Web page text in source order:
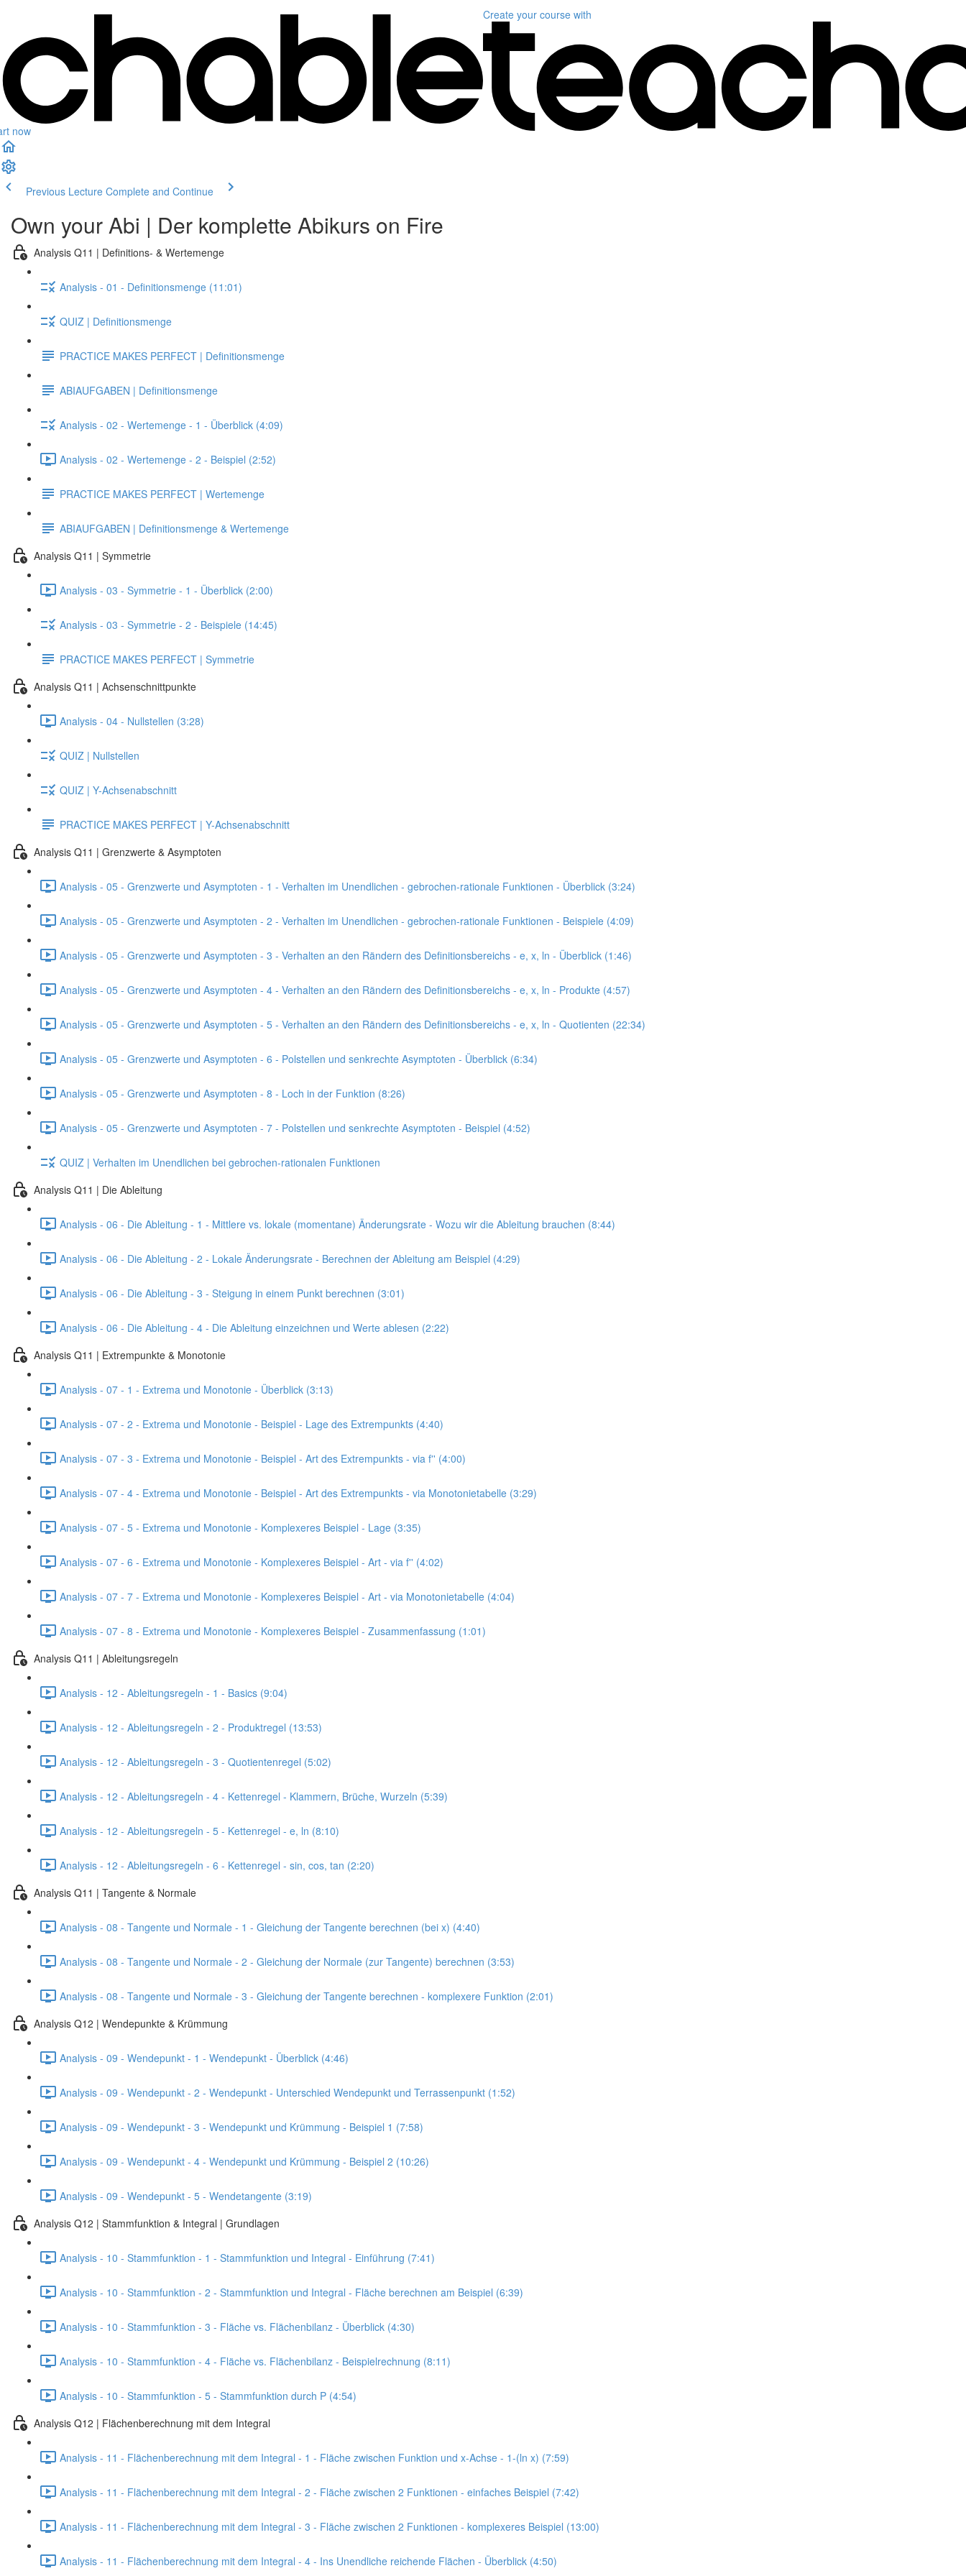
now
Create your course with
Previous Lecture Complete and Continue
Own your Abi | Der komplette Abikurs on Fire
Analysis Q11 | Definitions- & Wertemenge
Analysis - 01 - Definitionsmenge (11:01)
QUIZ | Definitionsmenge
PRACTICE MAKES PERFECT | Definitionsmenge
ABIAUFGABEN | Definitionsmenge
Analysis - 02 - Wertemenge - 1 - Überblick (4:09)
Analysis - 02 - Wertemenge - 2 - Beispiel (2:52)
PRACTICE MAKES PERFECT | Wertemenge
ABIAUFGABEN | Definitionsmenge & Wertemenge
Analysis Q11 | Symmetrie
Analysis - 03 - Symmetrie - 1 - Überblick (2:00)
Analysis - 03 - Symmetrie - 2 - Beispiele (14:45)
PRACTICE MAKES PERFECT | Symmetrie
Analysis Q11 | Achsenschnittpunkte
Analysis - 04 - Nullstellen (3:28)
QUIZ | Nullstellen
QUIZ | Y-Achsenabschnitt
PRACTICE MAKES PERFECT | Y-Achsenabschnitt
Analysis Q11 | Grenzwerte & Asymptoten
Analysis - 05 - Grenzwerte und Asymptoten - 1 - Verhalten im Unendlichen - gebrochen-rationale Funktionen - Überblick (3:24)
Analysis - 05 - Grenzwerte und Asymptoten - 2 - Verhalten im Unendlichen - gebrochen-rationale Funktionen - Beispiele (4:09)
Analysis - 05 - Grenzwerte und Asymptoten - 3 - Verhalten an den Rändern des Definitionsbereichs - e, x, ln - Überblick (1:46)
Analysis - 05 - Grenzwerte und Asymptoten - 4 - Verhalten an den Rändern des Definitionsbereichs - e, x, ln - Produkte (4:57)
Analysis - 05 - Grenzwerte und Asymptoten - 5 - Verhalten an den Rändern des Definitionsbereichs - e, x, ln - Quotienten (22:34)
Analysis - 05 - Grenzwerte und Asymptoten - 6 - Polstellen und senkrechte Asymptoten - Überblick (6:34)
Analysis - 05 - Grenzwerte und Asymptoten - 8 - Loch in der Funktion (8:26)
Analysis - 05 - Grenzwerte und Asymptoten - 7 - Polstellen und senkrechte Asymptoten - Beispiel (4:52)
QUIZ | Verhalten im Unendlichen bei gebrochen-rationalen Funktionen
Analysis Q11 | Die Ableitung
Analysis - 06 - Die Ableitung - 1 - Mittlere vs. lokale (momentane) Änderungsrate - Wozu wir die Ableitung brauchen (8:44)
Analysis - 06 - Die Ableitung - 2 - Lokale Änderungsrate - Berechnen der Ableitung am Beispiel (4:29)
Analysis - 06 - Die Ableitung - 3 - Steigung in einem Punkt berechnen (3:01)
Analysis - 06 - Die Ableitung - 4 - Die Ableitung einzeichnen und Werte ablesen (2:22)
Analysis Q11 | Extrempunkte & Monotonie
Analysis - 07 - 1 - Extrema und Monotonie - Überblick (3:13)
Analysis - 07 - 2 - Extrema und Monotonie - Beispiel - Lage des Extrempunkts (4:40)
Analysis - 07 - 3 - Extrema und Monotonie - Beispiel - Art des Extrempunkts - via f'' (4:00)
Analysis - 07 - 4 - Extrema und Monotonie - Beispiel - Art des Extrempunkts - via Monotonietabelle (3:29)
Analysis - 07 - 5 - Extrema und Monotonie - Komplexeres Beispiel - Lage (3:35)
Analysis - 07 - 6 - Extrema und Monotonie - Komplexeres Beispiel - Art - via f'' (4:02)
Analysis - 07 - 7 - Extrema und Monotonie - Komplexeres Beispiel - Art - via Monotonietabelle (4:04)
Analysis - 07 - 8 - Extrema und Monotonie - Komplexeres Beispiel - Zusammenfassung (1:01)
Analysis Q11 | Ableitungsregeln
Analysis - 12 - Ableitungsregeln - 1 - Basics (9:04)
Analysis - 12 - Ableitungsregeln - 2 - Produktregel (13:53)
Analysis - 12 - Ableitungsregeln - 3 - Quotientenregel (5:02)
Analysis - 12 - Ableitungsregeln - 4 - Kettenregel - Klammern, Brüche, Wurzeln (5:39)
Analysis - 12 - Ableitungsregeln - 5 - Kettenregel - e, ln (8:10)
Analysis - 12 - Ableitungsregeln - 6 - Kettenregel - sin, cos, tan (2:20)
Analysis Q11 | Tangente & Normale
Analysis - 08 - Tangente und Normale - 1 - Gleichung der Tangente berechnen (bei x) (4:40)
Analysis - 08 - Tangente und Normale - 2 - Gleichung der Normale (zur Tangente) berechnen (3:53)
Analysis - 08 - Tangente und Normale - 3 - Gleichung der Tangente berechnen - komplexere Funktion (2:01)
Analysis Q12 | Wendepunkte & Krümmung
Analysis - 09 - Wendepunkt - 1 - Wendepunkt - Überblick (4:46)
Analysis - 09 - Wendepunkt - 2 - Wendepunkt - Unterschied Wendepunkt und Terrassenpunkt (1:52)
Analysis - 09 - Wendepunkt - 3 - Wendepunkt und Krümmung - Beispiel 1 (7:58)
Analysis - 09 - Wendepunkt - 4 - Wendepunkt und Krümmung - Beispiel 2 (10:26)
Analysis - 09 - Wendepunkt - 5 - Wendetangente (3:19)
Analysis Q12 | Stammfunktion & Integral | Grundlagen
Analysis - 10 - Stammfunktion - 1 - Stammfunktion und Integral - Einführung (7:41)
Analysis - 10 - Stammfunktion - 2 - Stammfunktion und Integral - Fläche berechnen am Beispiel (6:39)
Analysis - 10 - Stammfunktion - 3 - Fläche vs. Flächenbilanz - Überblick (4:30)
Analysis - 10 - Stammfunktion - 4 - Fläche vs. Flächenbilanz - Beispielrechnung (8:11)
Analysis - 10 - Stammfunktion - 5 - Stammfunktion durch P (4:54)
Analysis Q12 | Flächenberechnung mit dem Integral
Analysis - 11 - Flächenberechnung mit dem Integral - 1 - Fläche zwischen Funktion und x-Achse - 1-(ln x) (7:59)
Analysis - 11 - Flächenberechnung mit dem Integral - 2 - Fläche zwischen 2 Funktionen - einfaches Beispiel (7:42)
Analysis - 11 - Flächenberechnung mit dem Integral - 3 - Fläche zwischen 2 Funktionen - komplexeres Beispiel (13:00)
Analysis - 11 - Flächenberechnung mit dem Integral - 4 - Ins Unendliche reichende Flächen - Überblick (4:50)